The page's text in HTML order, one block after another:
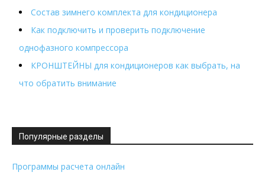
Состав зимнего комплекта для кондиционера
Как подключить и проверить подключение
однофазного компрессора
КРОНШТЕЙНЫ для кондиционеров как выбрать, на
что обратить внимание
Популярные разделы
Программы расчета онлайн